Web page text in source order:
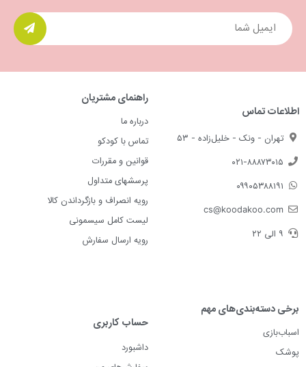
اطلاعات تماس
تهران - ونک - خلیل‌زاده - ۵۳
۰۲۱-۸۸۸۷۳۰۱۵
۰۹۹۰۵۳۸۸۱۹۱
cs@koodakoo.com
۹ الی ۲۲
راهنمای مشتریان
درباره ما
تماس با کودکو
قوانین و مقررات
پرسشهای متداول
رویه انصراف و بازگرداندن کالا
لیست کامل سیسمونی
رویه ارسال سفارش
برخی دسته‌بندی‌های مهم
اسباب‌بازی
پوشک
حساب کاربری
داشبورد